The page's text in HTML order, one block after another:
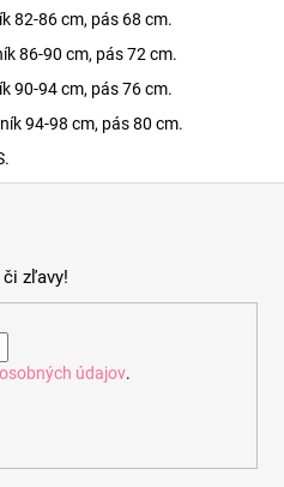
82-86 cm, pás 68 cm.
86-90 cm, pás 72 cm.
90-94 cm, pás 76 cm.
94-98 cm, pás 80 cm.
zľavy!
údajov.